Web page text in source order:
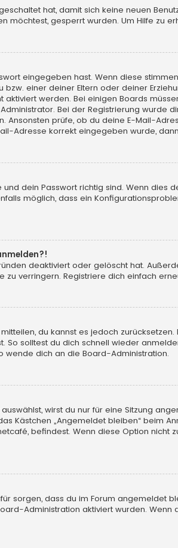
hat, damit sich keine neuen
gesperrt wurden. Um Hilfe zu
eingegeben hast. Wenn diese
einer deiner Eltern oder deiner
aktiviert werden. Bei einigen Boards
Bei der Registrierung wurde
Ansonsten prüfe, ob du deine E-Mail-
Adresse korrekt eingegeben wurde,
dein Passwort richtig sind. Wenn dies
möglich, dass ein
deaktiviert oder gelöscht hat.
verringern. Registriere dich einfach
du kannst es jedoch
So solltest du dich schnell wieder
wende dich an die Board-Administration.
wirst du nur für eine Sitzung
Kästchen „Angemeldet bleiben“ beim
befindest. Wenn diese Option nicht
sorgen, dass du im Forum angemeldet
Administration aktiviert wurden.